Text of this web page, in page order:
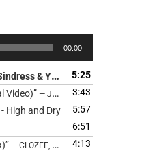
00:00
& Youn Sun Nah - Road
5:25
Video)” — JAIN 3:43
High and Dry 5:57
6:51
— CLOZEE, BARBATUQUES, CLOZEE,
4:13